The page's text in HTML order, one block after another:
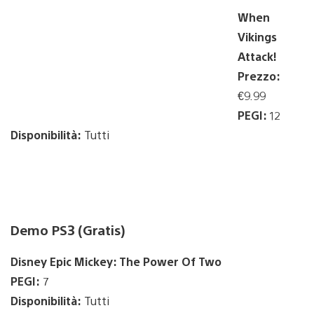
When
Vikings
Attack!
Prezzo:
€9.99
PEGI: 12
Disponibilità: Tutti
Demo PS3 (Gratis)
Disney Epic Mickey: The Power Of Two
PEGI: 7
Disponibilità: Tutti